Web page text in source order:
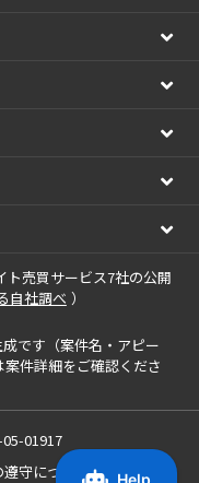
売買サービス7社の公開
自社調べ ）
です（案件名・アピー
件詳細をご確認くださ
01917
守について